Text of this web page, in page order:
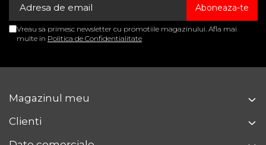
Vreau sa primesc newsletter cu promotiile magazinului. Afla mai
multe in Politica de Confidentialitate
Magazinul meu
Clienti